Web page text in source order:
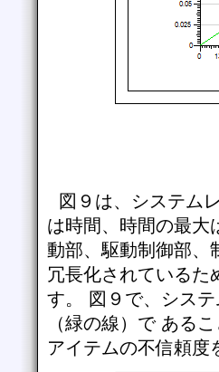
図９は、システム
は時間、時間の最大
動部、駆動制御部、
冗長化されているた
す。 図９で、シス
（緑の線）で ある
アイテムの不信頼度